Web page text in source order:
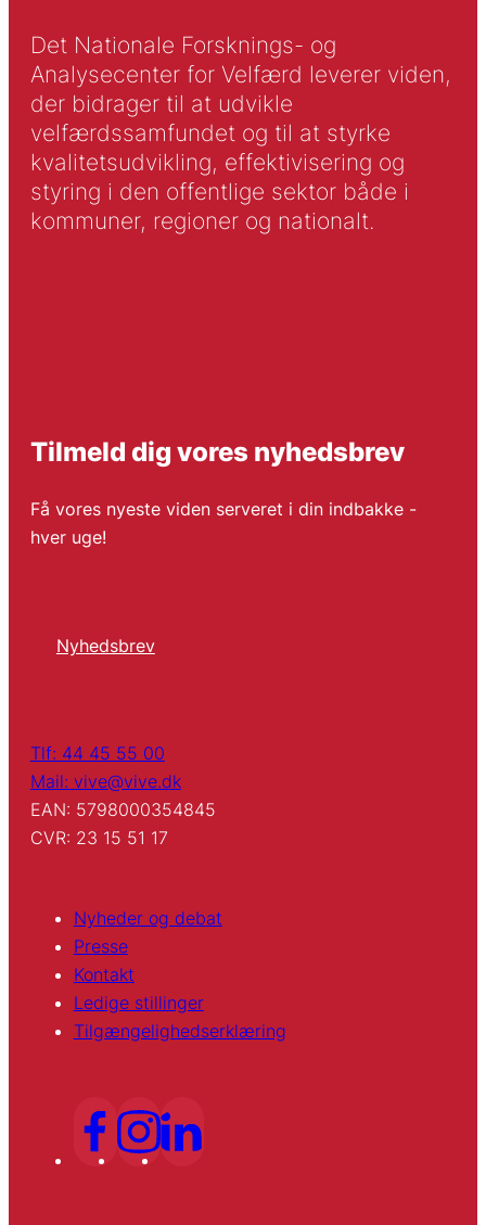
Det Nationale Forsknings- og
Analysecenter for Velfærd leverer viden,
der bidrager til at udvikle
velfærdssamfundet og til at styrke
kvalitetsudvikling, effektivisering og
styring i den offentlige sektor både i
kommuner, regioner og nationalt.
Tilmeld dig vores nyhedsbrev
Få vores nyeste viden serveret i din indbakke -
hver uge!
Nyhedsbrev
Tlf: 44 45 55 00
Mail: vive@vive.dk
EAN: 5798000354845
CVR: 23 15 51 17
Nyheder og debat
Presse
Kontakt
Ledige stillinger
Tilgængelighedserklæring